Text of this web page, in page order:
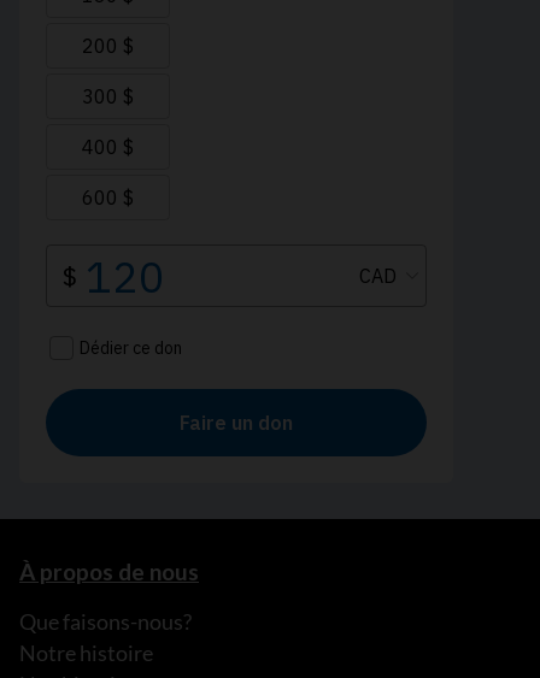
À propos de nous
Que faisons-nous?
Notre histoire